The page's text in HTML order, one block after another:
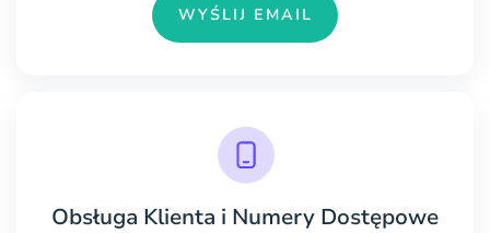
WYŚLIJ EMAIL
Obsługa Klienta i Numery Dostępowe